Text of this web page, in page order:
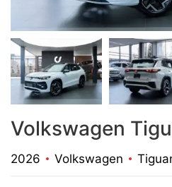
Volkswagen
2026 Volkswagen